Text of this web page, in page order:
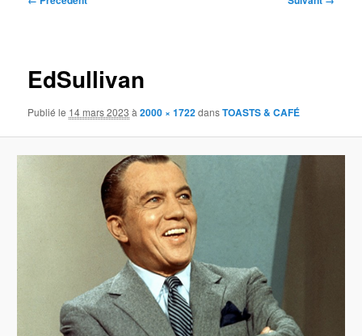
EdSullivan
Publié le 14 mars 2023 à2000 × 1722dansTOASTS & CAFÉ